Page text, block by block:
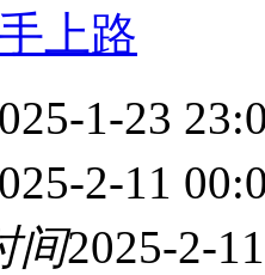
上路
1-23
2-11
间2025-2-